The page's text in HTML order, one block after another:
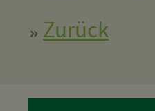
Zurück